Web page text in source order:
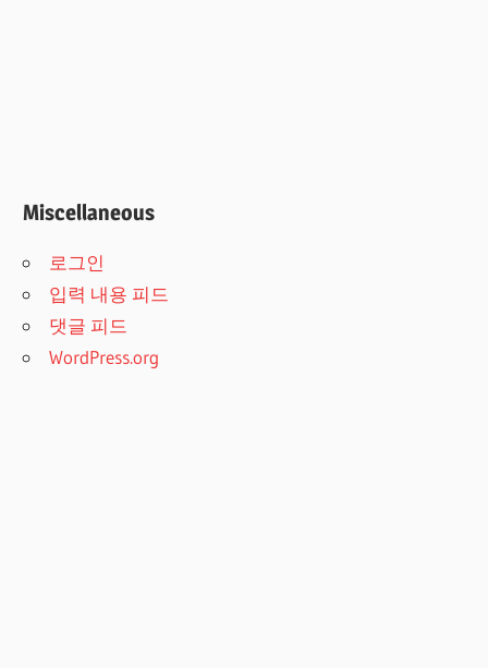
Miscellaneous
로그인
입력 내용 피드
댓글 피드
WordPress.org